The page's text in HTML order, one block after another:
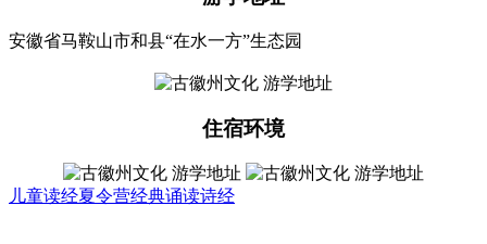
安徽省马鞍山市和县“在水一方”生态园
住宿环境
儿童读经夏令营经典诵读诗经